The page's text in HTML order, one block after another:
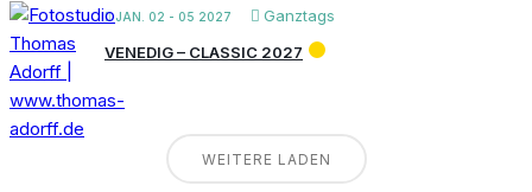
JAN. 02 - 05 2027
Ganztags
VENEDIG – CLASSIC 2027
WEITERE LADEN